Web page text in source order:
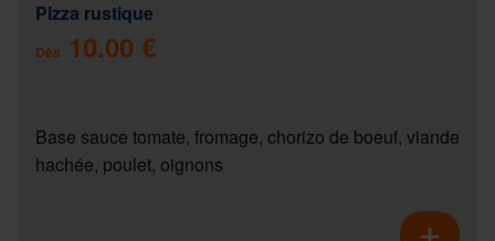
Pizza rustique
Dès 10.00 €
Base sauce tomate, fromage, chorizo de boeuf, viande
hachée, poulet, oignons